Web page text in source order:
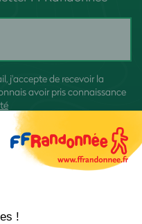
j'accepte de recevoir la
avoir pris connaissance
!